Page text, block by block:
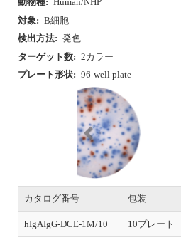
検出方法: 発色
ターゲット数:
プレート形状: 96-well plate
P
r
e
v
i
o
u
s
カタログ番号 包装
hIgAIgG-DCE-1M/10
hIgAIgG-DCE-1M/5 5プレート
hIgAIgG-DCE-1M/2 2プレート